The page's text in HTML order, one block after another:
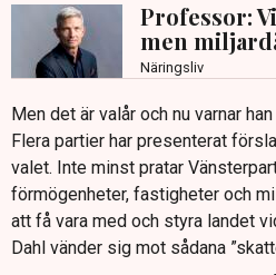
Professor:
men
Näringsliv
Men det är valår och nu varnar
Flera partier har presenterat
valet. Inte minst pratar
förmögenheter, fastigheter och
att få vara med och styra landet
Dahl vänder sig mot sådana